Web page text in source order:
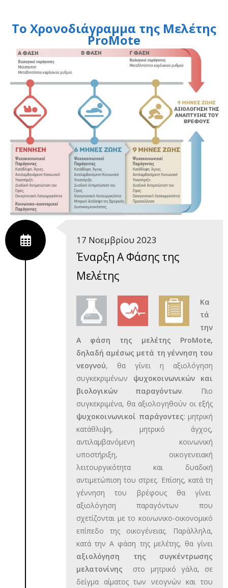
Το Χρονοδιάγραμμα της Μελέτης
ProMote
17 Νοεμβρίου 2023
Έναρξη Α Φάσης της
Μελέτης
Kα
τά
την
Α φάση της μελέτης ProMote,
δηλαδή αμέσως μετά τη γέννηση του
νεογνού, θα γίνει η αξιολόγηση
συγκεκριμένων ψυχοκοινωνικών και
βιολογικών παραγόντων. Πιο
συγκεκριμένα, θα αξιολογηθούν οι εξής
ψυχοκοινωνικοί παράγοντες: μητρική
κατάθλιψη, μητρικό άγχος,
αντιλαμβανόμενη κοινωνική
υποστήριξη, οικογενειακή
λειτουργικότητα και δυαδική
αντιμετώπιση του στρες. Επίσης, κατά τη
γέννηση του βρέφους θα γίνει
αξιολόγηση παραγόντων που
σχετίζονται με το κοινωνικο-οικονομικό
επίπεδο της οικογένειας. Παράλληλα,
κατά την Α φάση της μελέτης, θα γίνει
αξιολόγηση της συγκέντρωσης
μελατονίνης στο μητρικό γάλα, σε
δείγμα αίματος των νεογνών και του